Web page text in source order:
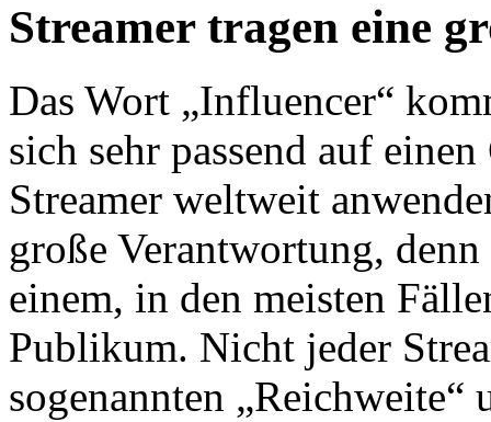
Streamer tragen eine
Das Wort „Influencer“
sich sehr passend auf
Streamer weltweit
große Verantwortung,
einem, in den meisten
Publikum. Nicht jeder
sogenannten „Reichweite“